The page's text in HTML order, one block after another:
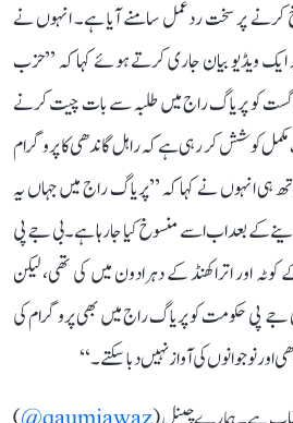
کرنے پر سخت ردعمل سامنے آیا ہے۔ انہوں نے
ایک ویڈیو بیان جاری کرتے ہوئے کہا کہ ’’حزب
کے قائد راہل گاندھی 8 اگست کو پریاگ راج میں طلبہ سے بات چیت کرنے
کوشش کر رہی ہے کہ راہل گاندھی کا پروگرام
ہی انہوں نے کہا کہ ’’پریاگ راج میں جہاں یہ
کے بعد اب اسے منسوخ کیا جا رہا ہے۔ بی جے پی
اور اتراکھنڈ کے دہرادون میں کی تھی، لیکن
جے پی حکومت کو پریاگ راج میں بھی پروگرام کی
نوجوانوں کی آواز نہیں دبا سکتے۔‘‘